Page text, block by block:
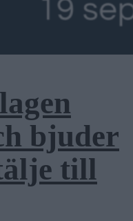
bjuder
till